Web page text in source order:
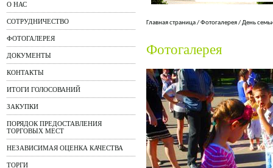
О НАС
СОТРУДНИЧЕСТВО
ФОТОГАЛЕРЕЯ
ДОКУМЕНТЫ
КОНТАКТЫ
ИТОГИ ГОЛОСОВАНИЙ
ЗАКУПКИ
ПОРЯДОК ПРЕДОСТАВЛЕНИЯ
ТОРГОВЫХ МЕСТ
НЕЗАВИСИМАЯ ОЦЕНКА КАЧЕСТВА
ТОРГИ
Главная страница/Фотогалерея/День
Фотогалерея